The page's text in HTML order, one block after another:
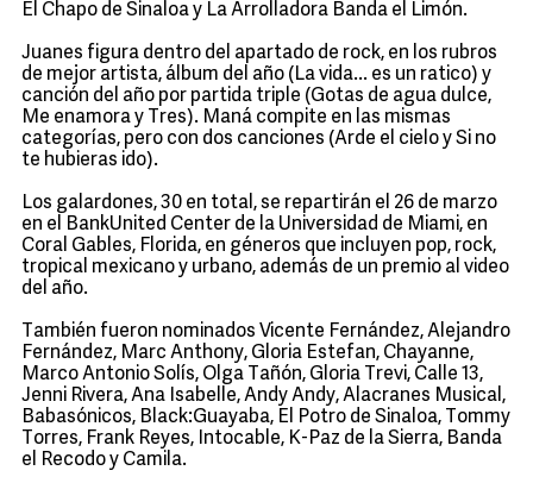
El Chapo de Sinaloa y La Arrolladora Banda el Limón.
Juanes figura dentro del apartado de rock, en los rubros
de mejor artista, álbum del año (La vida... es un ratico) y
canción del año por partida triple (Gotas de agua dulce,
Me enamora y Tres). Maná compite en las mismas
categorías, pero con dos canciones (Arde el cielo y Si no
te hubieras ido).
Los galardones, 30 en total, se repartirán el 26 de marzo
en el BankUnited Center de la Universidad de Miami, en
Coral Gables, Florida, en géneros que incluyen pop, rock,
tropical mexicano y urbano, además de un premio al video
del año.
También fueron nominados Vicente Fernández, Alejandro
Fernández, Marc Anthony, Gloria Estefan, Chayanne,
Marco Antonio Solís, Olga Tañón, Gloria Trevi, Calle 13,
Jenni Rivera, Ana Isabelle, Andy Andy, Alacranes Musical,
Babasónicos, Black:Guayaba, El Potro de Sinaloa, Tommy
Torres, Frank Reyes, Intocable, K-Paz de la Sierra, Banda
el Recodo y Camila.